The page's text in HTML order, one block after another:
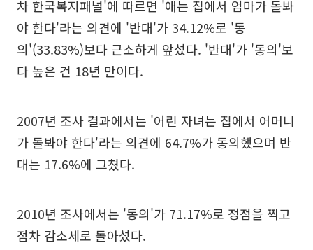
차 한국복지패널'에 따르면 '애는 집에서 엄마가 돌봐
야 한다'라는 의견에 '반대'가 34.12%로 '동
의'(33.83%)보다 근소하게 앞섰다. '반대'가 '동의'보
다 높은 건 18년 만이다.
2007년 조사 결과에서는 '어린 자녀는 집에서 어머니
가 돌봐야 한다'라는 의견에 64.7%가 동의했으며 반
대는 17.6%에 그쳤다.
2010년 조사에서는 '동의'가 71.17%로 정점을 찍고
점차 감소세로 돌아섰다.